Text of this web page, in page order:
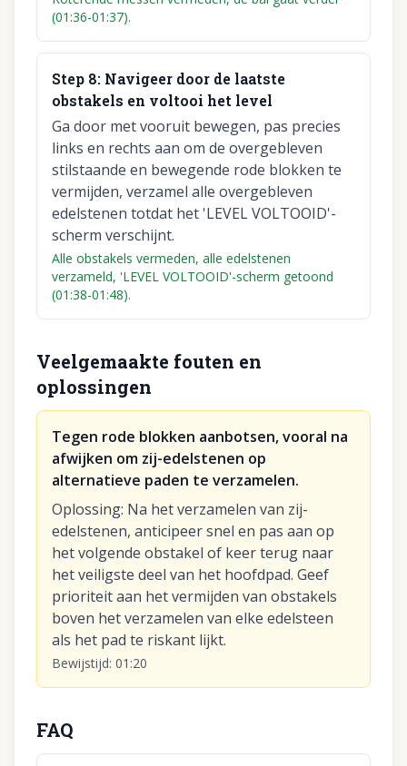
(01:36-01:37).
Step 8: Navigeer door de laatste
obstakels en voltooi het level
Ga door met vooruit bewegen, pas precies
links en rechts aan om de overgebleven
stilstaande en bewegende rode blokken te
vermijden, verzamel alle overgebleven
edelstenen totdat het 'LEVEL VOLTOOID'-
scherm verschijnt.
Alle obstakels vermeden, alle edelstenen
verzameld, 'LEVEL VOLTOOID'-scherm getoond
(01:38-01:48).
Veelgemaakte fouten en
oplossingen
Tegen rode blokken aanbotsen, vooral na
afwijken om zij-edelstenen op
alternatieve paden te verzamelen.
Oplossing: Na het verzamelen van zij-
edelstenen, anticipeer snel en pas aan op
het volgende obstakel of keer terug naar
het veiligste deel van het hoofdpad. Geef
prioriteit aan het vermijden van obstakels
boven het verzamelen van elke edelsteen
als het pad te riskant lijkt.
Bewijstijd: 01:20
FAQ